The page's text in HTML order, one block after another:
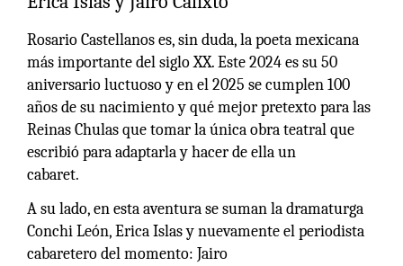
Rosario Castellanos es, sin duda, la poeta mexicana
más importante del siglo XX. Este 2024 es su 50
aniversario luctuoso y en el 2025 se cumplen 100
años de su nacimiento y qué mejor pretexto para las
Reinas Chulas que tomar la única obra teatral que
escribió para adaptarla y hacer de ella un
cabaret.
A su lado, en esta aventura se suman la dramaturga
Conchi León, Erica Islas y nuevamente el periodista
cabaretero del momento: Jairo